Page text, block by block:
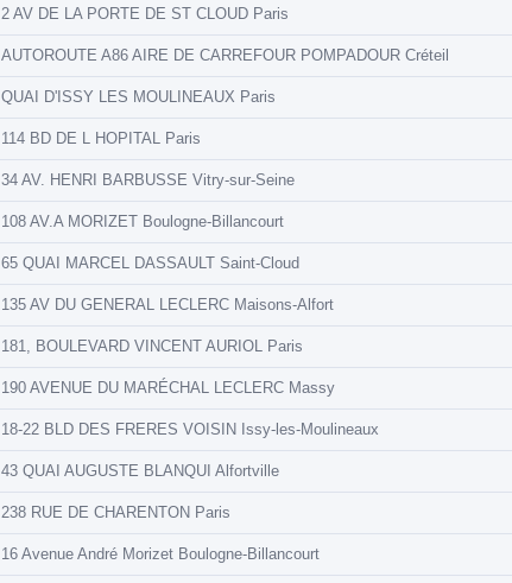
2 AV DE LA PORTE DE ST CLOUD Paris
AUTOROUTE A86 AIRE DE CARREFOUR POMPADOUR Créteil
QUAI D'ISSY LES MOULINEAUX Paris
114 BD DE L HOPITAL Paris
34 AV. HENRI BARBUSSE Vitry-sur-Seine
108 AV.A MORIZET Boulogne-Billancourt
65 QUAI MARCEL DASSAULT Saint-Cloud
135 AV DU GENERAL LECLERC Maisons-Alfort
181, BOULEVARD VINCENT AURIOL Paris
190 AVENUE DU MARÉCHAL LECLERC Massy
18-22 BLD DES FRERES VOISIN Issy-les-Moulineaux
43 QUAI AUGUSTE BLANQUI Alfortville
238 RUE DE CHARENTON Paris
16 Avenue André Morizet Boulogne-Billancourt